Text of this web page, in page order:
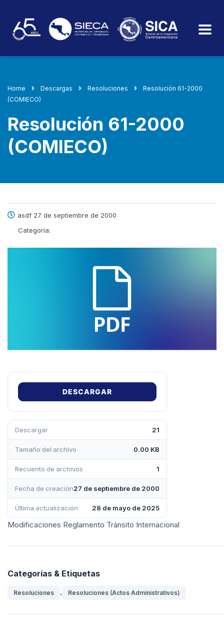
Home Descargas Resoluciones
Resolución 61-2000
(COMIECO)
Resolución 61-2000
(COMIECO)
asdf 27 de septiembre de 2000
Categoría:
DESCARGAR
Descargar 21
Tamaño del archivo 0.00 KB
Recuento de archivos 1
Fecha de creación27 de septiembre de 2000
Última actualización 28 de mayo de 2025
Modificaciones Reglamento Tránsito Internacional
Categorías & Etiquetas
Resoluciones , Resoluciones (Actos Administrativos)